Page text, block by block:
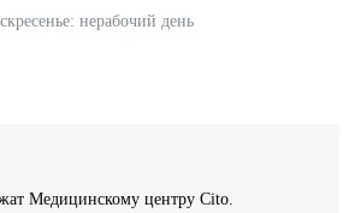
нерабочий день
Медицинскому центру Cito.